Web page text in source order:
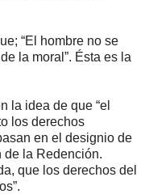
“El hombre no se
la moral”. Ésta es la
la idea de que “el
los derechos
en el designio de
de la Redención.
que los derechos del